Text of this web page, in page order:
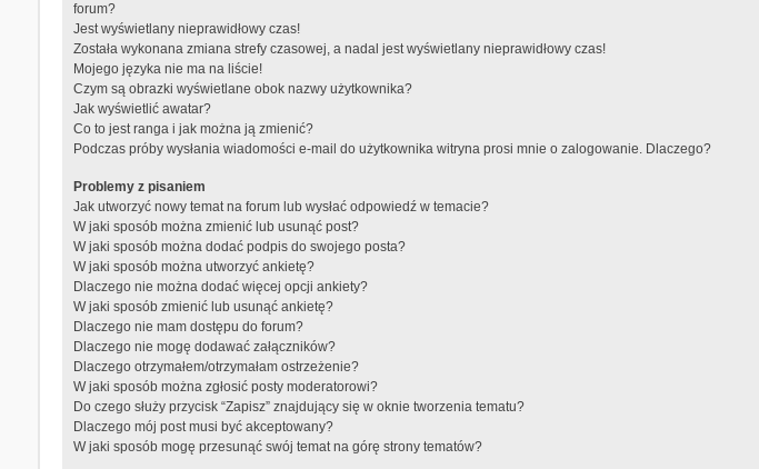
forum?
Jest wyświetlany nieprawidłowy czas!
Została wykonana zmiana strefy czasowej, a nadal jest wyświetlany nieprawidłowy czas!
Mojego języka nie ma na liście!
Czym są obrazki wyświetlane obok nazwy użytkownika?
Jak wyświetlić awatar?
Co to jest ranga i jak można ją zmienić?
Podczas próby wysłania wiadomości e-mail do użytkownika witryna prosi mnie o zalogowanie. Dlaczego?
Problemy z pisaniem
Jak utworzyć nowy temat na forum lub wysłać odpowiedź w temacie?
W jaki sposób można zmienić lub usunąć post?
W jaki sposób można dodać podpis do swojego posta?
W jaki sposób można utworzyć ankietę?
Dlaczego nie można dodać więcej opcji ankiety?
W jaki sposób zmienić lub usunąć ankietę?
Dlaczego nie mam dostępu do forum?
Dlaczego nie mogę dodawać załączników?
Dlaczego otrzymałem/otrzymałam ostrzeżenie?
W jaki sposób można zgłosić posty moderatorowi?
Do czego służy przycisk “Zapisz” znajdujący się w oknie tworzenia tematu?
Dlaczego mój post musi być akceptowany?
W jaki sposób mogę przesunąć swój temat na górę strony tematów?